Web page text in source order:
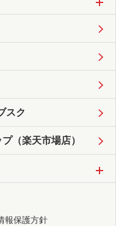
スク
プ（楽天市場店）
報保護方針